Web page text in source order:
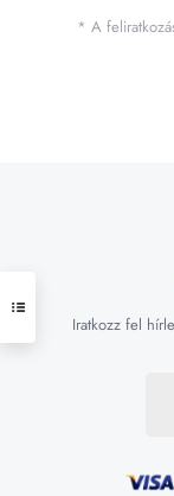
* A
Iratkozz fel